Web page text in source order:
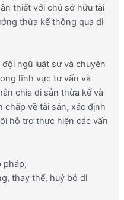
thiết với chủ sở hữu tài
thừa kế thông qua di
ngũ luật sư và chuyên
lĩnh vực tư vấn và
chia di sản thừa kế và
chấp về tài sản, xác định
hỗ trợ thực hiện các vấn
pháp;
thay thế, huỷ bỏ di